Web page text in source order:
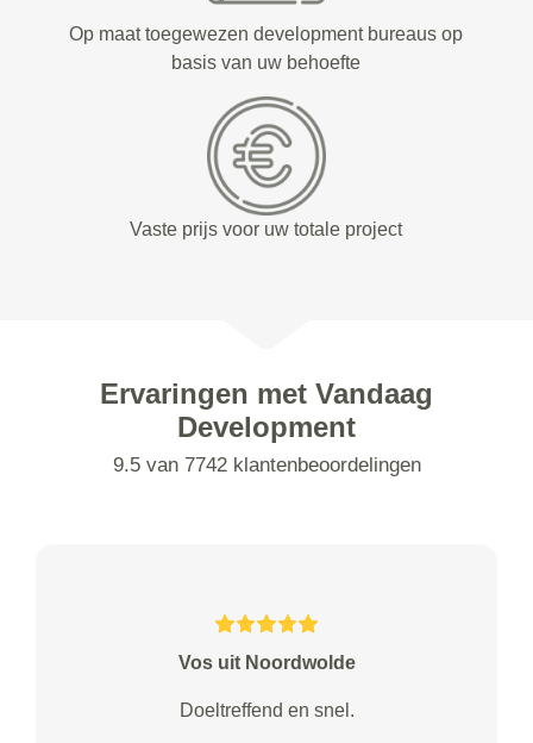
Op maat toegewezen development bureaus op
basis van uw behoefte
Vaste prijs voor uw totale project
Ervaringen met Vandaag
Development
9.5 van 7742 klantenbeoordelingen
Vos uit Noordwolde
Doeltreffend en snel.